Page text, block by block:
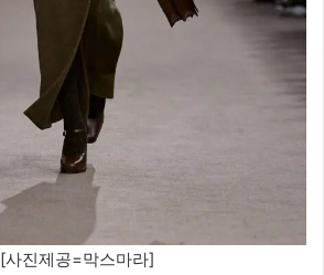
[사진제공=막스마라]